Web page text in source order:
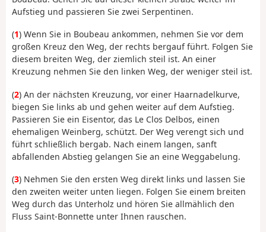
Aufstieg und passieren Sie zwei Serpentinen.
(1) Wenn Sie in Boubeau ankommen, nehmen Sie vor dem
großen Kreuz den Weg, der rechts bergauf führt. Folgen Sie
diesem breiten Weg, der ziemlich steil ist. An einer
Kreuzung nehmen Sie den linken Weg, der weniger steil ist.
(2) An der nächsten Kreuzung, vor einer Haarnadelkurve,
biegen Sie links ab und gehen weiter auf dem Aufstieg.
Passieren Sie ein Eisentor, das Le Clos Delbos, einen
ehemaligen Weinberg, schützt. Der Weg verengt sich und
führt schließlich bergab. Nach einem langen, sanft
abfallenden Abstieg gelangen Sie an eine Weggabelung.
(3) Nehmen Sie den ersten Weg direkt links und lassen Sie
den zweiten weiter unten liegen. Folgen Sie einem breiten
Weg durch das Unterholz und hören Sie allmählich den
Fluss Saint-Bonnette unter Ihnen rauschen.